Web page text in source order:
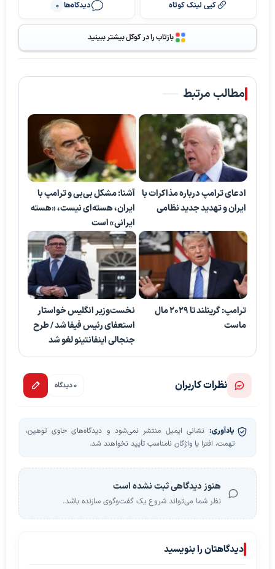
کپی لینک کوتاه دیدگاه‌ها 0
بازتاب را در گوگل بیشتر ببینید
مطالب مرتبط
ادعای ترامپ درباره مذاکرات با
ایران و تهدید جدید نظامی
آشنا: مشکل بی‌بی‌ و ترامپ با
ایران، هسته‌ای نیست، «هسته
ایرانی» است
ترامپ: گرینلند تا ۲۰۲۹ مال
ماست
نخست‌وزیر انگلیس خواستار
استعفای رئیس فیفا شد / طرح
جنجالی اینفانتینو لغو شد
نظرات کاربران 0 دیدگاه
یادآوری: نشانی ایمیل منتشر نمی‌شود و دیدگاه‌های حاوی توهین،
تهمت، افترا یا واژگان نامناسب تأیید نخواهند شد.
هنوز دیدگاهی ثبت نشده است
نظر شما می‌تواند شروع یک گفت‌وگوی سازنده باشد.
دیدگاهتان را بنویسید